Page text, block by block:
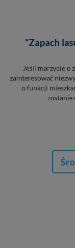
"Zapach
Jeśli marzycie o
zainteresować
o funkcji
zostanie